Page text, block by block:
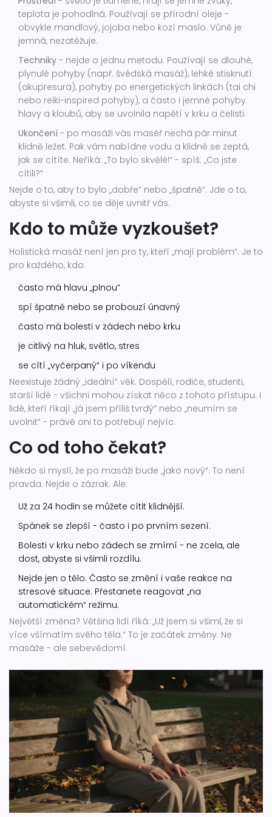
teplota je pohodlná. Používají se přírodní oleje -
obvykle mandlový, jojoba nebo kozí maslo. Vůně je
jemná, nezatěžuje.
Techniky - nejde o jednu metodu. Používají se dlouhé,
plynulé pohyby (např. švédská masáž), lehké stisknutí
(akupresura), pohyby po energetických linkách (tai chi
nebo reiki-inspired pohyby), a často i jemné pohyby
hlavy a kloubů, aby se uvolnila napětí v krku a čelisti.
Ukončení - po masáži vás maséř nechá pár minut
klidně ležet. Pak vám nabídne vodu a klidně se zeptá,
jak se cítíte. Neříká: „To bylo skvělé!“ - spíš: „Co jste
cítili?“
Nejde o to, aby to bylo „dobře“ nebo „špatně“. Jde o to,
abyste si všimli, co se děje uvnitř vás.
Kdo to může vyzkoušet?
Holistická masáž není jen pro ty, kteří „mají problém“. Je to
pro každého, kdo:
často má hlavu „plnou“
spí špatně nebo se probouzí únavný
často má bolesti v zádech nebo krku
je citlivý na hluk, světlo, stres
se cítí „vyčerpaný“ i po víkendu
Neexistuje žádný „ideální“ věk. Dospělí, rodiče, studenti,
starší lidé - všichni mohou získat něco z tohoto přístupu. I
lidé, kteří říkají „já jsem příliš tvrdý“ nebo „neumím se
uvolnit“ - právě oni to potřebují nejvíc.
Co od toho čekat?
Někdo si myslí, že po masáži bude „jako nový“. To není
pravda. Nejde o zázrak. Ale:
Už za 24 hodin se můžete cítit klidnější.
Spánek se zlepší - často i po prvním sezení.
Bolesti v krku nebo zádech se zmírní - ne zcela, ale
dost, abyste si všimli rozdílu.
Nejde jen o tělo. Často se změní i vaše reakce na
stresové situace. Přestanete reagovat „na
automatickém“ režimu.
Největší změna? Většina lidí říká: „Už jsem si všiml, že si
více všímatím svého těla.“ To je začátek změny. Ne
masáže - ale sebevědomí.